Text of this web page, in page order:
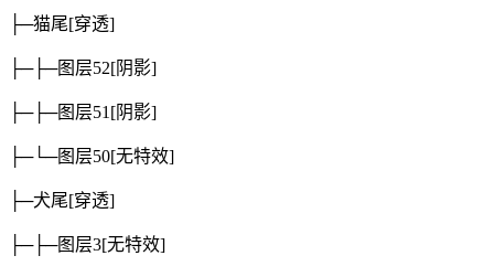
├─猫尾[穿透]
├─├─图层52[阴影]
├─├─图层51 [阴影]
├─└─图层50[无特效]
├─犬尾[穿透]
├─├─图层3[无特效]